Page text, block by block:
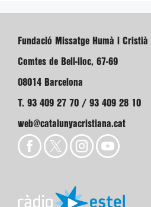
Fundació Missatge Humà i Cristià
Comtes de Bell-lloc, 67-69
08014 Barcelona
T. 93 409 27 70 / 93 409 28 10
web@catalunyacristiana.cat